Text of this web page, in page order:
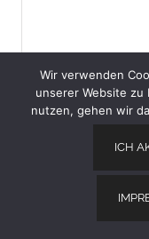
Cathedral Cove
Lesen Sie mehr
Wir verwenden
unserer Website zu
nutzen, gehen wir
ICH